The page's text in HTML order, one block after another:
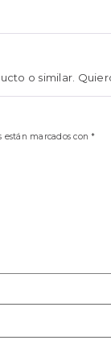
o similar.
están marcados con *